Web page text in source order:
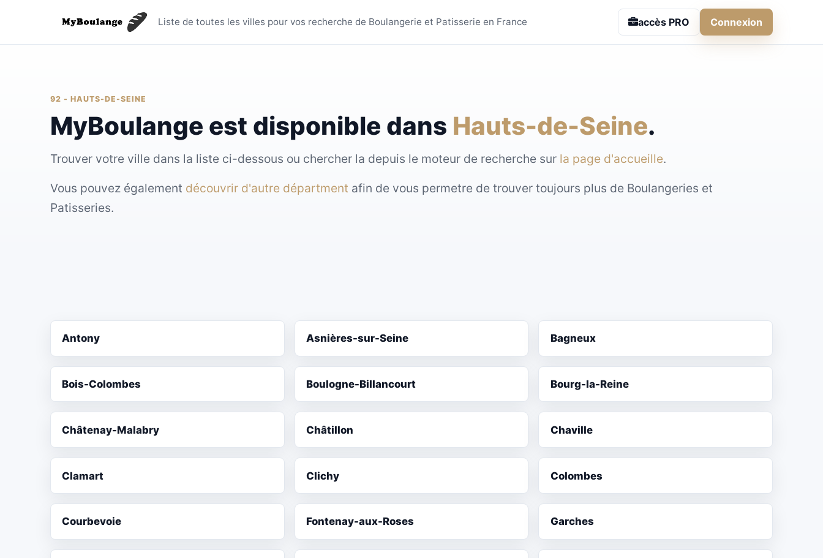
Toutes les villes - MyBoulange
Liste de toutes les villes pour vos recherche de Boulangerie et Patisserie en France accès PRO Connexion
92 - HAUTS-DE-SEINE
MyBoulange est disponible dans Hauts-de-Seine.
Trouver votre ville dans la liste ci-dessous ou chercher la depuis le moteur de recherche sur la page d'accueille.
Vous pouvez également découvrir d'autre départment afin de vous permetre de trouver toujours plus de Boulangeries et
Patisseries.
Antony Asnières-sur-Seine Bagneux
Bois-Colombes Boulogne-Billancourt Bourg-la-Reine
Châtenay-Malabry Châtillon Chaville
Clamart Clichy Colombes
Courbevoie Fontenay-aux-Roses Garches